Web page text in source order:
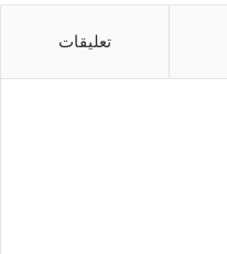
تعليقات